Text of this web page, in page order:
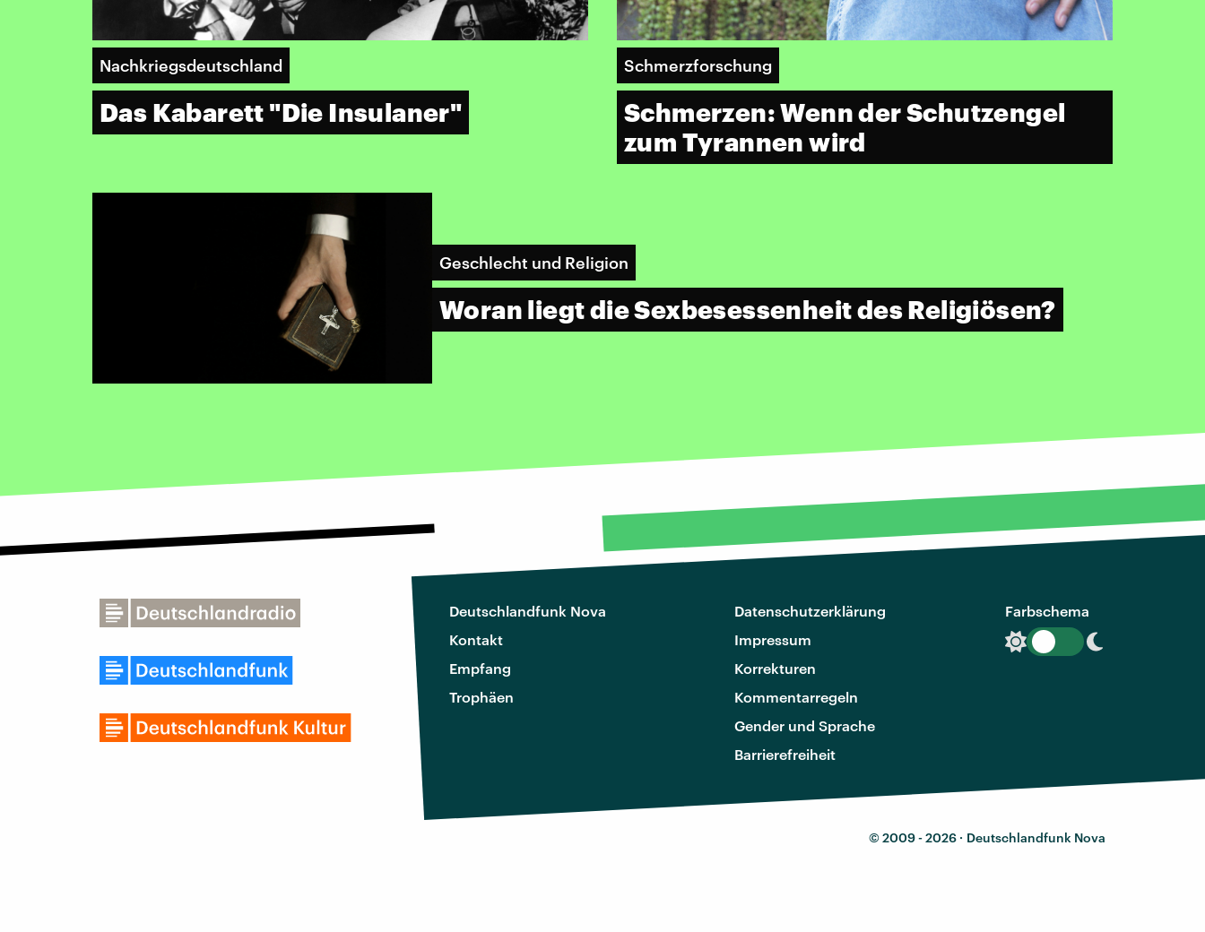
Nachkriegsdeutschland
Das Kabarett "Die Insulaner"
Schmerzforschung
Schmerzen: Wenn der Schutzengel
zum Tyrannen wird
Geschlecht und Religion
Woran liegt die Sexbesessenheit des Religiösen?
Deutschlandfunk Nova
Kontakt
Empfang
Trophäen
Datenschutzerklärung
Impressum
Korrekturen
Kommentarregeln
Gender und Sprache
Barrierefreiheit
Farbschema
© 2009 - 2026 · Deutschlandfunk Nova